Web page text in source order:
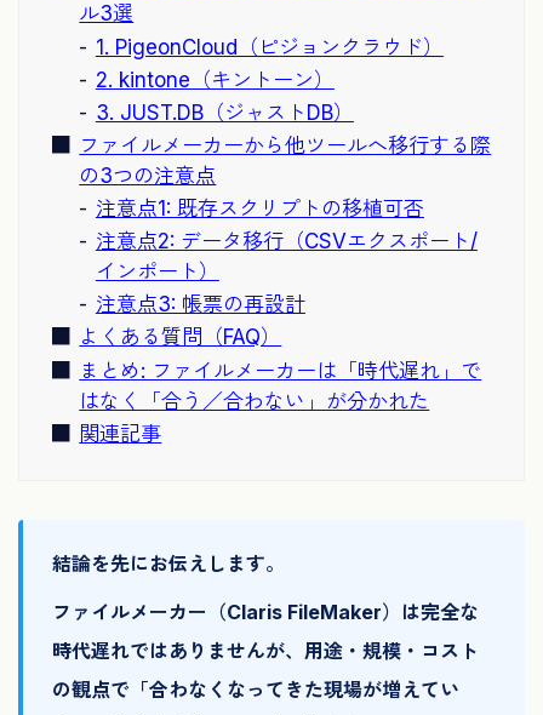
ル3選
1. PigeonCloud（ピジョンクラウド）
2. kintone（キントーン）
3. JUST.DB（ジャストDB）
ファイルメーカーから他ツールへ移行する際
の3つの注意点
注意点1: 既存スクリプトの移植可否
注意点2: データ移行（CSVエクスポート/
インポート）
注意点3: 帳票の再設計
よくある質問（FAQ）
まとめ: ファイルメーカーは「時代遅れ」で
はなく「合う／合わない」が分かれた
関連記事
結論を先にお伝えします。
ファイルメーカー（Claris FileMaker）は完全な
時代遅れではありませんが、用途・規模・コスト
の観点で「合わなくなってきた現場が増えてい